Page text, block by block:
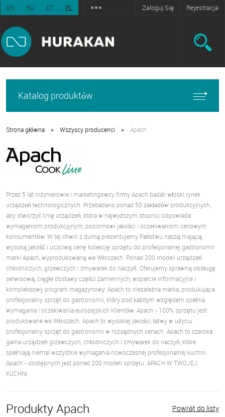
EN RU ET PL Zaloguj Się Rejestracja
Katalog produktów
Strona główna • Wszyscy producenci • Apach
Przez 5 lat inżynierowie i marketingowcy firmy Apach badali włoski rynek
urządzeń technologicznych. Przebadano ponad 50 zakładów produkcyjnych,
aby stworzyć linię urządzeń, która w najwyższym stopniu odpowiada
wymaganiom produkcyjnym, poziomowi jakości i oczekiwaniom cenowym
konsumentów. W tej chwili z dumą prezentujemy Państwu naszą mającą
wysoką jakość i uczciwą cenę kolekcję sprzętu do profesjonalnej gastronomii
marki Apach, wyprodukowaną we Włoszech. Ponad 200 modeli urządzeń
chłodniczych, grzewczych i zmywarek do naczyń. Oferujemy sprawną obsługę
serwisową, ciągłe dostawy części zamiennych, wsparcie informacyjne i
kompleksowy program magazynowy. Apach to niezależna marka, produkująca
profesjonalny sprzęt do gastronomii, który pod każdym względem spełnia
wymagania i oczekiwania europejskich Klientów. Apach - 100% sprzętu jest
produkowane we Włoszech. Apach to wysokiej jakości, łatwy w użyciu
profesjonalny sprzęt do gastronomii w rozsądnych cenach. Apach to szeroka
gama urządzeń grzewczych, chłodniczych i zmywarek do naczyń, które
spełniają niemal wszystkie wymagania nowoczesnej profesjonalnej kuchni.
Apach - dostępnych jest ponad 200 modeli sprzętu. APACH W TWOJEJ
KUCHNI
Powrót do listy
Produkty Apach